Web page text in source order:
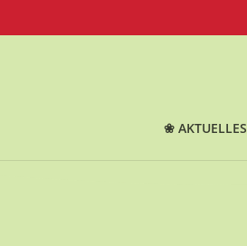
❀ AKTUELLES